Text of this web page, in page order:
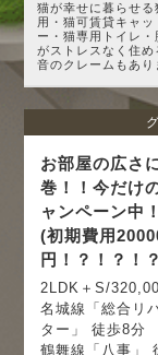
猫が幸せに暮らせ
用・猫可賃貸キャ
ー・猫専用トイレ
がストレスなく住
音のクレームもあり
お部屋の広さ
巻！！今だけ
ャンペーン中
(初期費用
円！？！？！？
2LDK＋S/
名城線「総合リ
ター」 徒歩8分
鶴舞線「八事」